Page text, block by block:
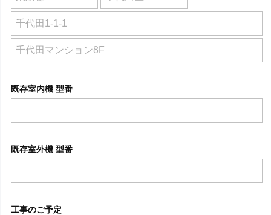
既存室内機 型番
既存室外機 型番
工事のご予定